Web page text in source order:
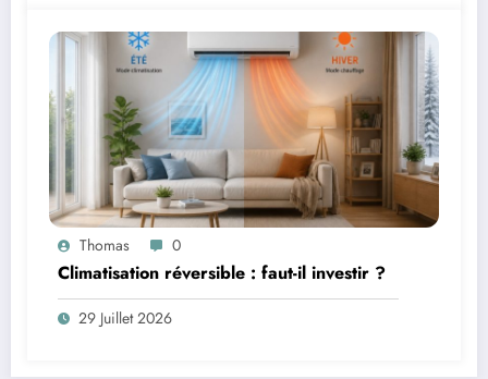
Thomas 0
Climatisation réversible : faut-il investir ?
29 Juillet 2026